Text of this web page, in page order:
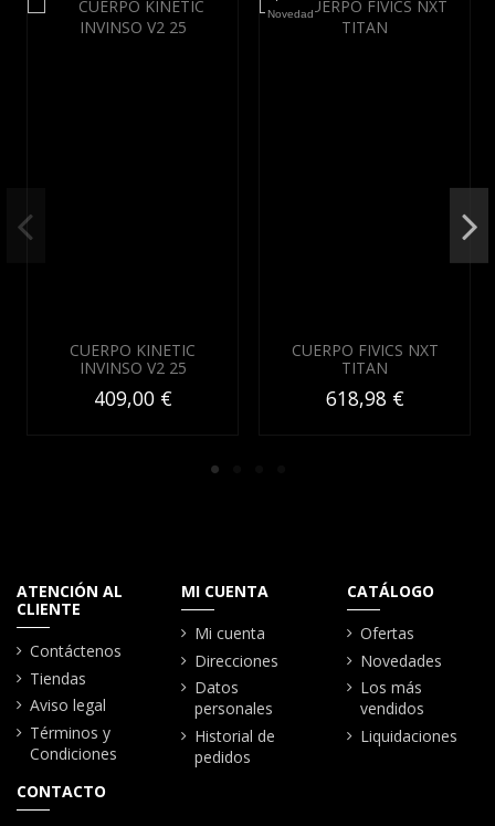
CUERPO KINETIC
INVINSO V2 25
409,00 €
Novedad
CUERPO FIVICS NXT
TITAN
618,98 €
ATENCIÓN AL
CLIENTE
Contáctenos
Tiendas
Aviso legal
Términos y
Condiciones
MI CUENTA
Mi cuenta
Direcciones
Datos
personales
Historial de
pedidos
CATÁLOGO
Ofertas
Novedades
Los más
vendidos
Liquidaciones
CONTACTO